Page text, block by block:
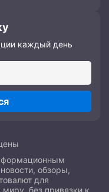
каждый день
обзоры,
для